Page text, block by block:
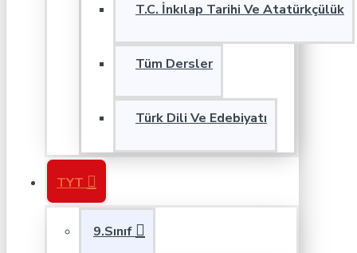
T.C. İnkılap Tarihi Ve Atatürkçülük
Tüm Dersler
Türk Dili Ve Edebiyatı
TYT
9.Sınıf